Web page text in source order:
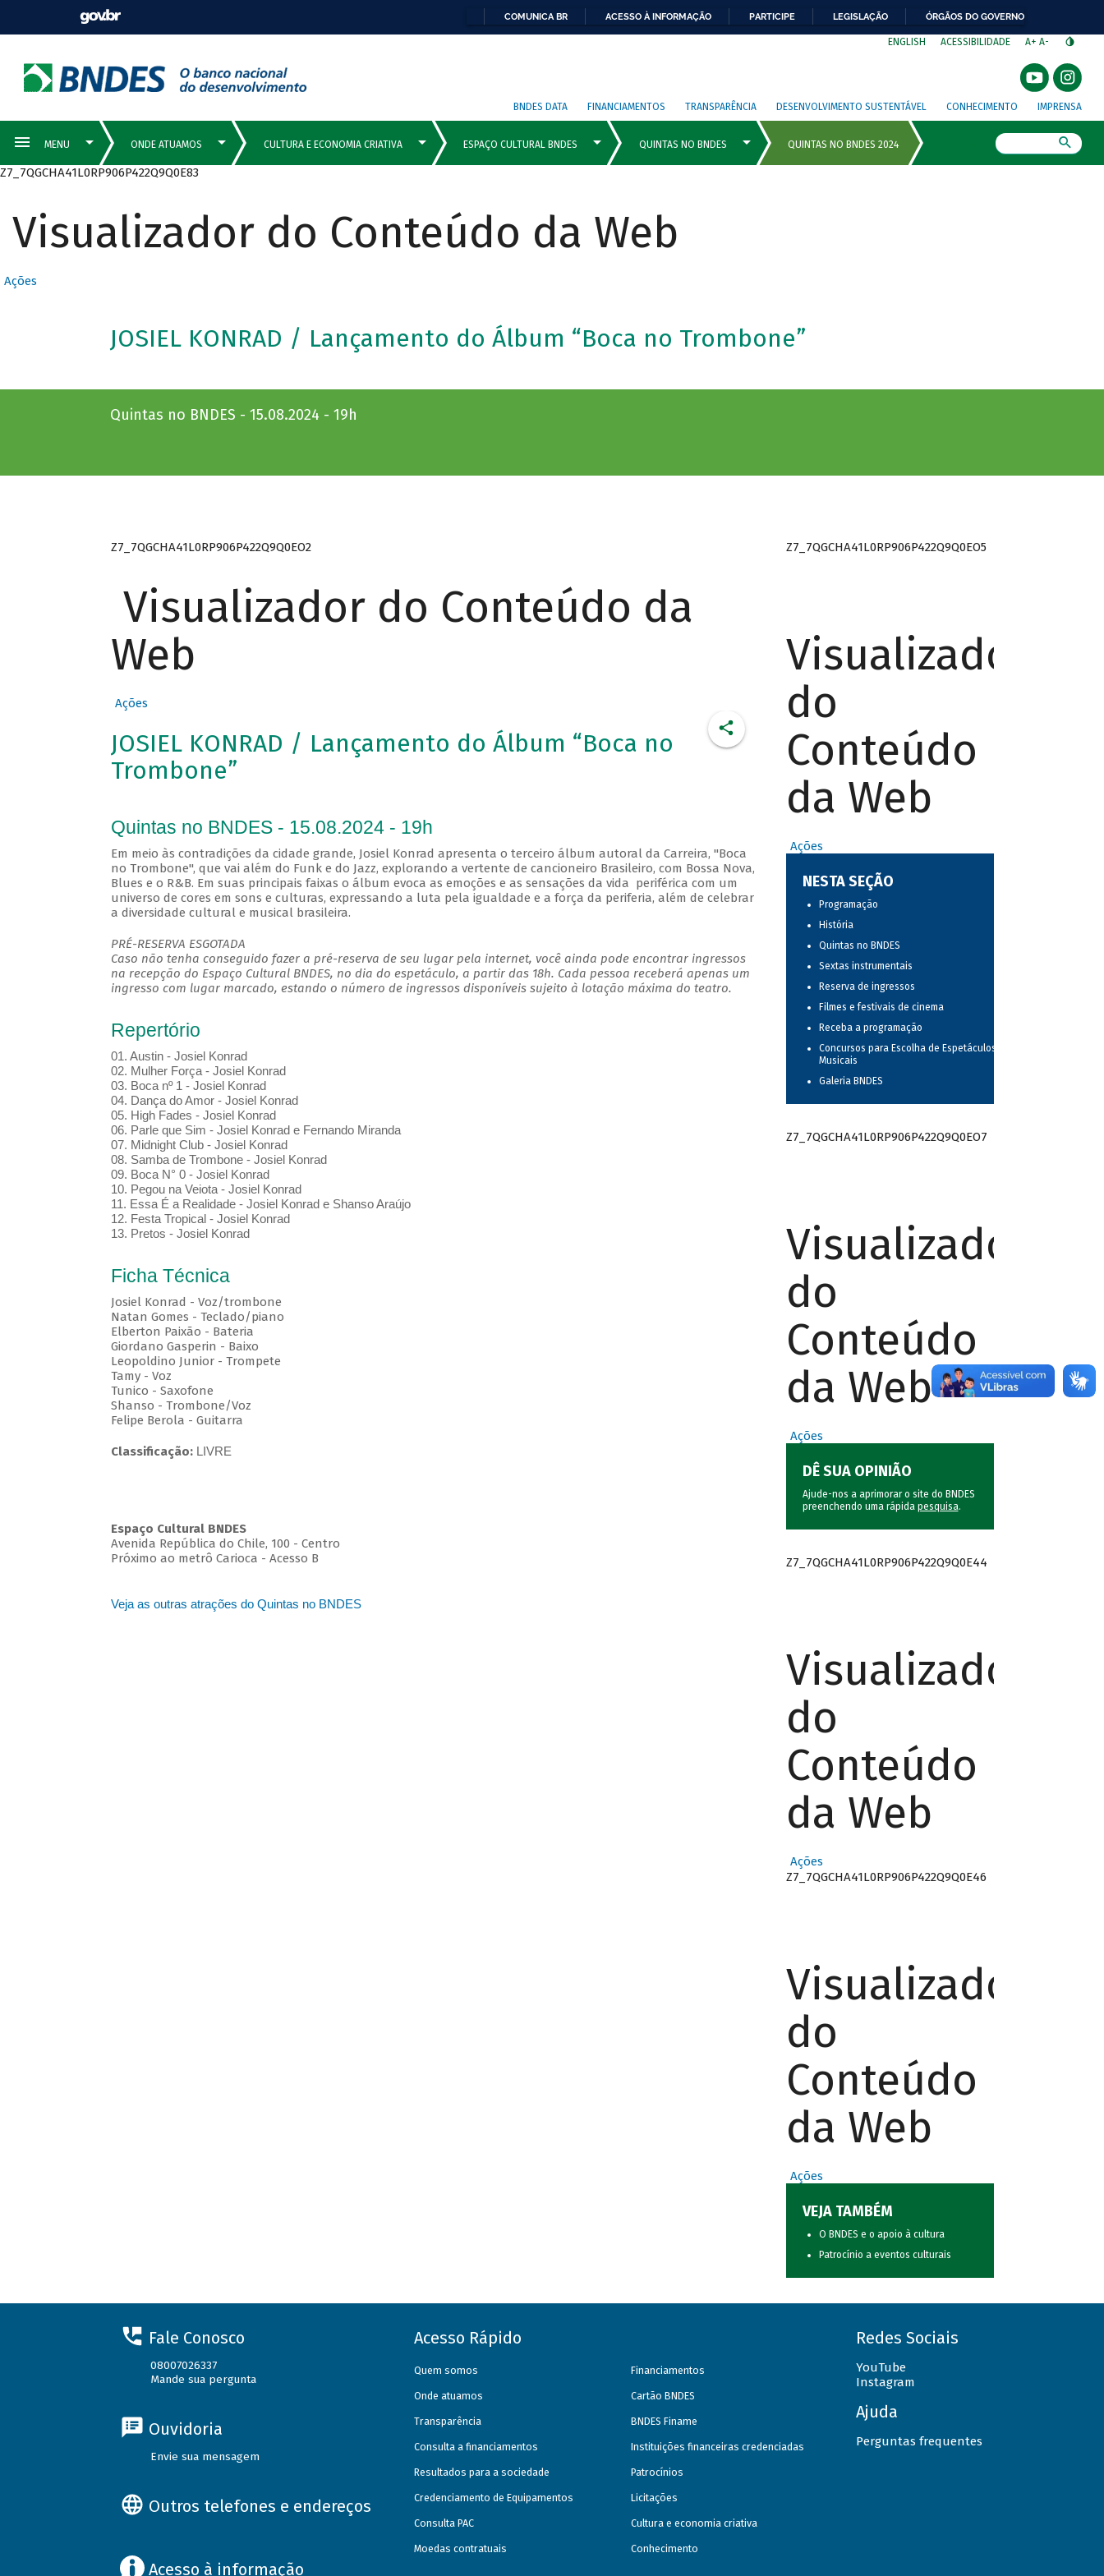
COMUNICA BR ACESSO À INFORMAÇÃO PARTICIPE LEGISLAÇÃO ÓRGÃOS DO GOVERNO
ENGLISH ACESSIBILIDADE A+ A-
BNDES DATA FINANCIAMENTOS TRANSPARÊNCIA DESENVOLVIMENTO SUSTENTÁVEL CONHECIMENTO IMPRENSA
Z7_7QGCHA41L0RP906P422Q9Q0E83
Visualizador do Conteúdo da Web
Ações
JOSIEL KONRAD / Lançamento do Álbum “Boca no Trombone”
Quintas no BNDES - 15.08.2024 - 19h
Z7_7QGCHA41L0RP906P422Q9Q0EO2
Visualizador do Conteúdo da
Web
Ações
JOSIEL KONRAD / Lançamento do Álbum “Boca no
Trombone”
Quintas no BNDES - 15.08.2024 - 19h
Em meio às contradições da cidade grande, Josiel Konrad apresenta o terceiro álbum autoral da Carreira, "Boca
no Trombone", que vai além do Funk e do Jazz, explorando a vertente de cancioneiro Brasileiro, com Bossa Nova,
Blues e o R&B. Em suas principais faixas o álbum evoca as emoções e as sensações da vida periférica com um
universo de cores em sons e culturas, expressando a luta pela igualdade e a força da periferia, além de celebrar
a diversidade cultural e musical brasileira.
PRÉ-RESERVA ESGOTADA
Caso não tenha conseguido fazer a pré-reserva de seu lugar pela internet, você ainda pode encontrar ingressos
na recepção do Espaço Cultural BNDES, no dia do espetáculo, a partir das 18h. Cada pessoa receberá apenas um
ingresso com lugar marcado, estando o número de ingressos disponíveis sujeito à lotação máxima do teatro.
Repertório
01. Austin - Josiel Konrad
02. Mulher Força - Josiel Konrad
03. Boca nº 1 - Josiel Konrad
04. Dança do Amor - Josiel Konrad
05. High Fades - Josiel Konrad
06. Parle que Sim - Josiel Konrad e Fernando Miranda
07. Midnight Club - Josiel Konrad
08. Samba de Trombone - Josiel Konrad
09. Boca N° 0 - Josiel Konrad
10. Pegou na Veiota - Josiel Konrad
11. Essa É a Realidade - Josiel Konrad e Shanso Araújo
12. Festa Tropical - Josiel Konrad
13. Pretos - Josiel Konrad
Ficha Técnica
Josiel Konrad - Voz/trombone
Natan Gomes - Teclado/piano
Elberton Paixão - Bateria
Giordano Gasperin - Baixo
Leopoldino Junior - Trompete
Tamy - Voz
Tunico - Saxofone
Shanso - Trombone/Voz
Felipe Berola - Guitarra
Classificação: LIVRE
Espaço Cultural BNDES
Avenida República do Chile, 100 - Centro
Próximo ao metrô Carioca - Acesso B
Veja as outras atrações do Quintas no BNDES
Z7_7QGCHA41L0RP906P422Q9Q0EO5
Visualizador
do
Conteúdo
da Web
Ações
NESTA SEÇÃO
Programação
História
Quintas no BNDES
Sextas instrumentais
Reserva de ingressos
Filmes e festivais de cinema
Receba a programação
Concursos para Escolha de Espetáculos
Musicais
Galeria BNDES
Z7_7QGCHA41L0RP906P422Q9Q0EO7
Visualizador
do
Conteúdo
da Web
Ações
DÊ SUA OPINIÃO
Ajude-nos a aprimorar o site do BNDES
preenchendo uma rápida pesquisa.
Z7_7QGCHA41L0RP906P422Q9Q0E44
Visualizador
do
Conteúdo
da Web
Ações
Z7_7QGCHA41L0RP906P422Q9Q0E46
Visualizador
do
Conteúdo
da Web
Ações
VEJA TAMBÉM
O BNDES e o apoio à cultura
Patrocínio a eventos culturais
Fale Conosco
08007026337
Mande sua pergunta
Ouvidoria
Envie sua mensagem
Outros telefones e endereços
Acesso à informação
Acesso Rápido
Quem somos
Onde atuamos
Transparência
Consulta a financiamentos
Resultados para a sociedade
Credenciamento de Equipamentos
Consulta PAC
Moedas contratuais
Financiamentos
Cartão BNDES
BNDES Finame
Instituições financeiras credenciadas
Patrocínios
Licitações
Cultura e economia criativa
Conhecimento
Redes Sociais
YouTube
Instagram
Ajuda
Perguntas frequentes